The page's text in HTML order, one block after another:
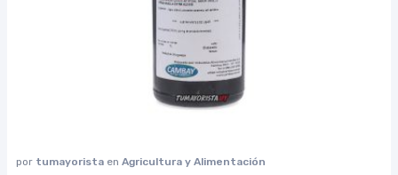
por tumayorista en Agricultura y Alimentación